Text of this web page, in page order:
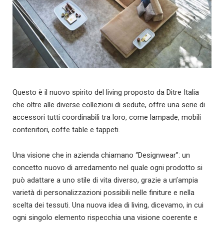
Questo è il nuovo spirito del living proposto da Ditre Italia
che oltre alle diverse collezioni di sedute, offre una serie di
accessori tutti coordinabili tra loro, come lampade, mobili
contenitori, coffe table e tappeti.
Una visione che in azienda chiamano “Designwear”: un
concetto nuovo di arredamento nel quale ogni prodotto si
può adattare a uno stile di vita diverso, grazie a un’ampia
varietà di personalizzazioni possibili nelle finiture e nella
scelta dei tessuti. Una nuova idea di living, dicevamo, in cui
ogni singolo elemento rispecchia una visione coerente e